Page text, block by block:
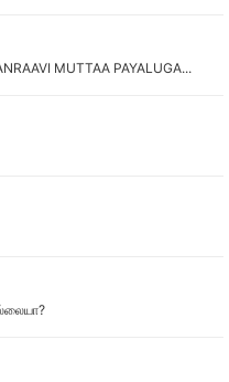
MUTTAA PAYALUGA...